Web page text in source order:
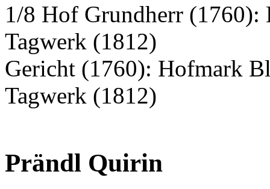
1/8 Hof Grundherr
Tagwerk (1812)
Gericht (1760): Hofmark
Tagwerk (1812)
Prändl Quirin